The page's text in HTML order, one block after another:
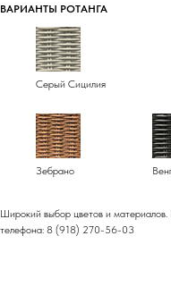
ВАРИАНТЫ РОТАНГА
Серый Сицилия
Зебрано
Широкий выбор цветов и
телефона: 8 (918) 270-56-03